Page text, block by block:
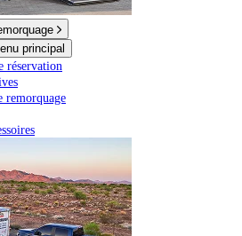
principal
réservation
remorquage